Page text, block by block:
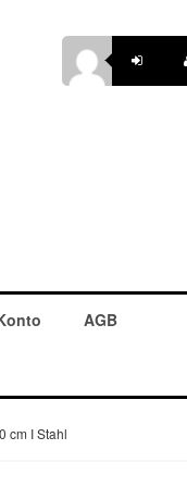
AGB
cm I Stahl